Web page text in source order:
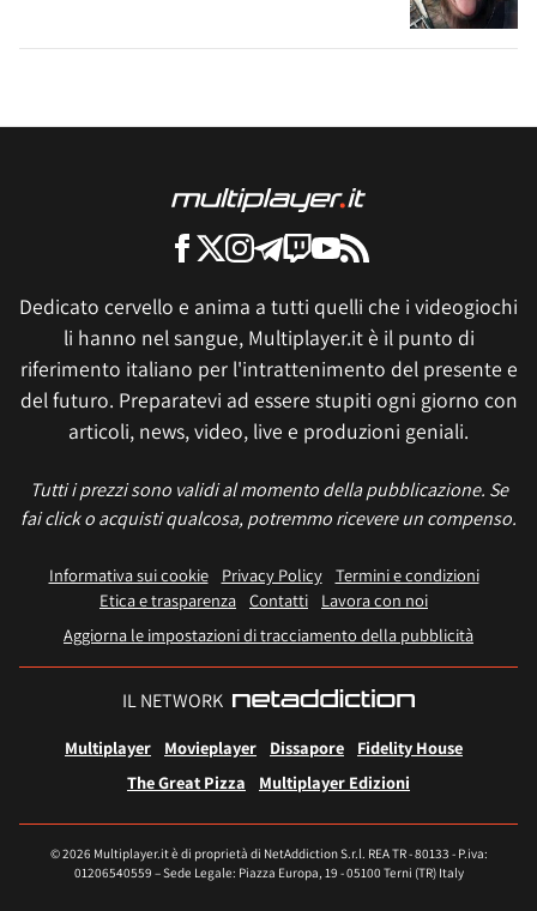
Dedicato cervello e anima a tutti quelli che i videogiochi
li hanno nel sangue, Multiplayer.it è il punto di
riferimento italiano per l'intrattenimento del presente e
del futuro. Preparatevi ad essere stupiti ogni giorno con
articoli, news, video, live e produzioni geniali.
Tutti i prezzi sono validi al momento della pubblicazione. Se
fai click o acquisti qualcosa, potremmo ricevere un compenso.
Informativa sui cookie Privacy Policy
Termini e condizioni
Etica e trasparenza Contatti
Lavora con noi
Aggiorna le impostazioni di tracciamento della pubblicità
IL NETWORK
Multiplayer Movieplayer Dissapore
Fidelity House
The Great Pizza
Multiplayer Edizioni
© 2026 Multiplayer.it è di proprietà di NetAddiction S.r.l. REA TR - 80133 - P.iva:
01206540559 – Sede Legale: Piazza Europa, 19 - 05100 Terni (TR) Italy